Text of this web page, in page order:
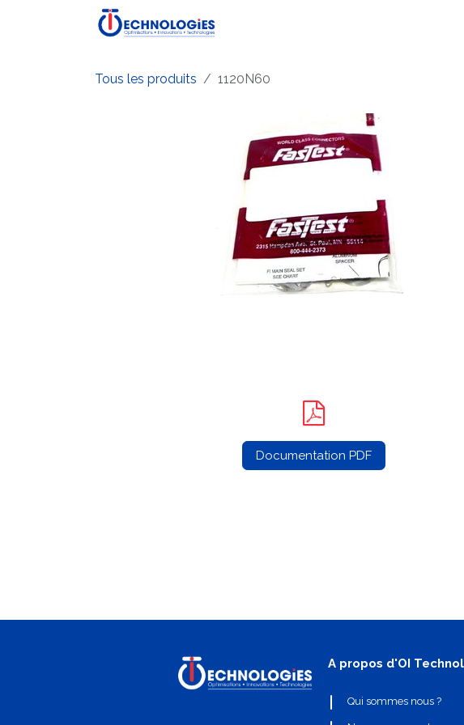
Se rendre au contenu
Tous les produits 1120N60
Documentation PDF
A propos d'OI
Qui sommes nous ?